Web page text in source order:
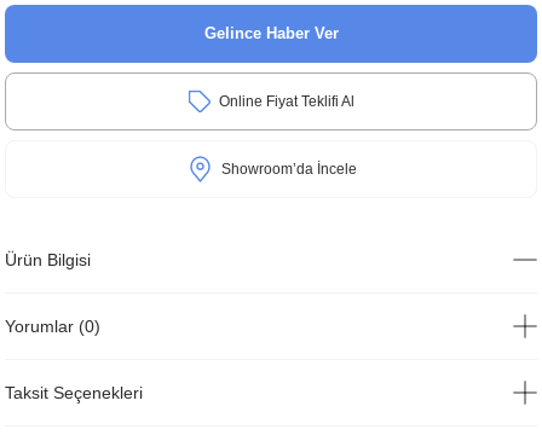
Gelince Haber Ver
Online Fiyat Teklifi Al
Showroom’da İncele
Ürün Bilgisi
Yorumlar (0)
Taksit Seçenekleri